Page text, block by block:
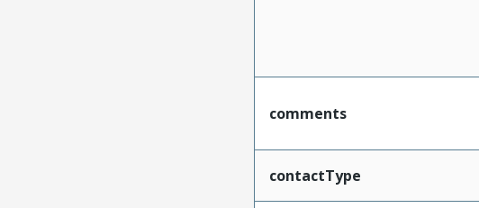
comments
contactType